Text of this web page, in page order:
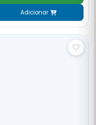
Adicionar